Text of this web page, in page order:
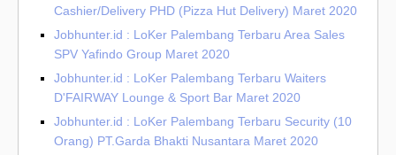
Cashier/Delivery PHD (Pizza Hut Delivery) Maret 2020
Jobhunter.id : LoKer Palembang Terbaru Area Sales
SPV Yafindo Group Maret 2020
Jobhunter.id : LoKer Palembang Terbaru Waiters
D'FAIRWAY Lounge & Sport Bar Maret 2020
Jobhunter.id : LoKer Palembang Terbaru Security (10
Orang) PT.Garda Bhakti Nusantara Maret 2020